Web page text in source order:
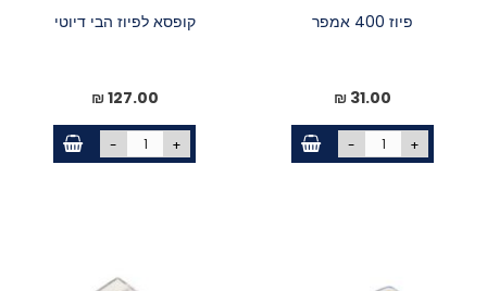
פיוז 400 אמפר
31.00 ₪
- +
קופסא לפיוז הבי דיוטי
127.00 ₪
- +